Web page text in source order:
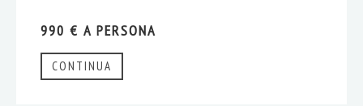
990 € A PERSONA
CONTINUA